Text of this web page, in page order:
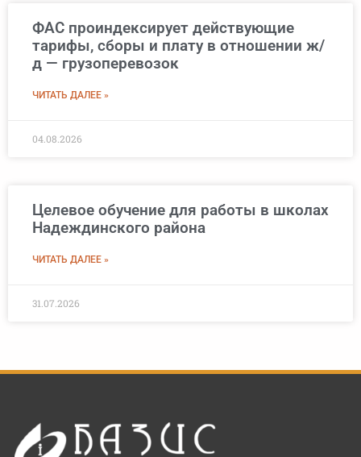
ФАС проиндексирует действующие
тарифы, сборы и плату в отношении ж/
д — грузоперевозок
ЧИТАТЬ ДАЛЕЕ »
04.08.2026
Целевое обучение для работы в школах
Надеждинского района
ЧИТАТЬ ДАЛЕЕ »
31.07.2026